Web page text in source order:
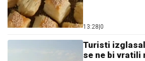
13:28 0
Turisti
se ne bi vratili